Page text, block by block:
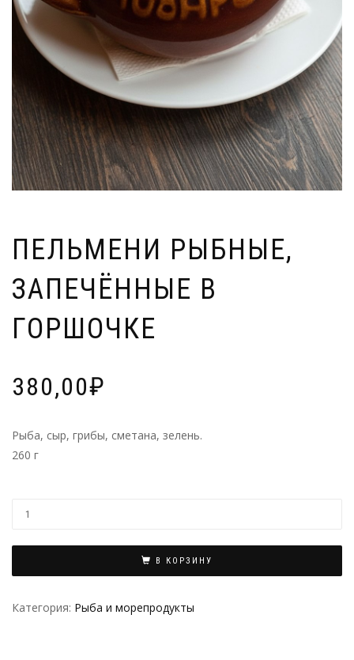
ПЕЛЬМЕНИ РЫБНЫЕ,
ЗАПЕЧЁННЫЕ В
ГОРШОЧКЕ
380,00₽
Рыба, сыр, грибы, сметана, зелень.
260 г
В КОРЗИНУ
Категория: Рыба и морепродукты